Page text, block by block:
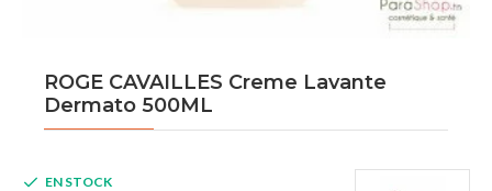
ROGE CAVAILLES Creme Lavante
Dermato 500ML
EN STOCK